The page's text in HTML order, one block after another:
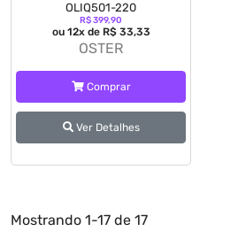
OLIQ501-220
R$ 399,90
ou 12x de R$ 33,33
OSTER
Comprar
Ver Detalhes
Mostrando 1-17 de 17